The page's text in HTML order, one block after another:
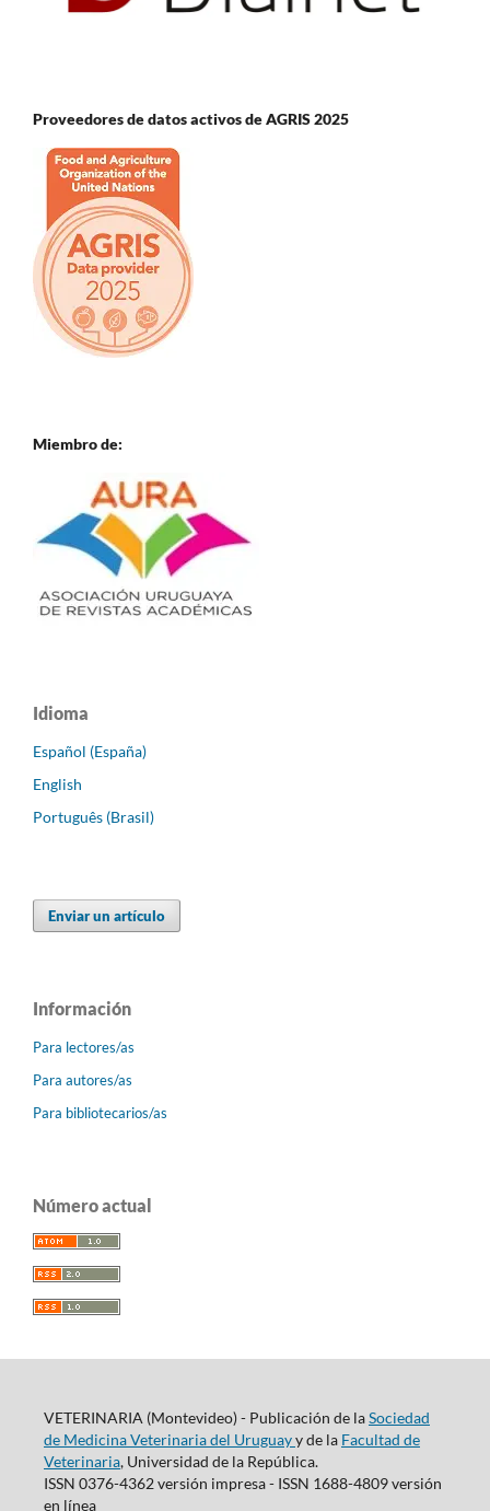
Proveedores de datos activos de AGRIS 2025
Miembro de:
Idioma
Español (España)
English
Português (Brasil)
Enviar un artículo
Información
Para lectores/as
Para autores/as
Para bibliotecarios/as
Número actual
VETERINARIA (Montevideo) - Publicación de laSociedad
de Medicina Veterinaria del Uruguayy de la Facultad de
Veterinaria, Universidad de la República.
ISSN 0376-4362 versión impresa - ISSN 1688-4809 versión
en línea